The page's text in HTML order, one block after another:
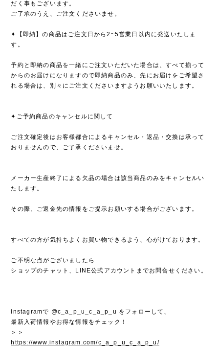
だく事もございます。
ご了承のうえ、ご注文くださいませ。
✦【即納】の商品はご注文日から2~5営業日以内に発送いたしま
す。
予約と即納の商品を一緒にご注文いただいた場合は、すべて揃って
からのお届けになりますので即納商品のみ、先にお届けをご希望さ
れる場合は、別々にご注文くださいますようお願いいたします。
✦ご予約商品のキャンセルに関して
ご注文確定後はお客様都合によるキャンセル・返品・交換は承って
おりませんので、ご了承くださいませ。
メーカー生産終了による欠品の場合は該当商品のみをキャンセルい
たします。
その際、ご返金先の情報をご提示お願いする場合がございます。
すべての方が気持ちよくお買い物できるよう、心がけております。
ご不明な点がございましたら
ショップのチャット、LINE公式アカウントまでお問合せください。
instagramで @c_a_p_u_c_a_p_u をフォローして、
最新入荷情報やお得な情報をチェック！
＞＞
https://www.instagram.com/c_a_p_u_c_a_p_u/